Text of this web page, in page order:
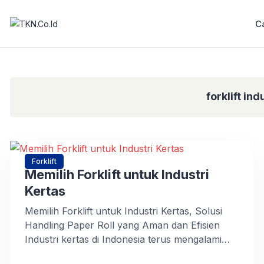
forklift
Forklift
Memilih Forklift untuk Industri
Kertas
Memilih Forklift untuk Industri Kertas, Solusi
Handling Paper Roll yang Aman dan Efisien
Industri kertas di Indonesia terus mengalami